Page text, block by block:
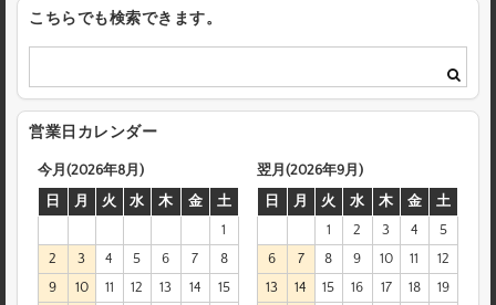
こちらでも検索できます。
営業日カレンダー
今月(2026年8月)
日
月 火 水 木 金
土
1
2
3 4 5 6 7
8
9
10 11 12 13 14
15
翌月(2026年9月)
日
月 火 水 木 金
土
1
2 3 4
5
6
7 8 9 10 11
12
13
14 15 16 17 18
19